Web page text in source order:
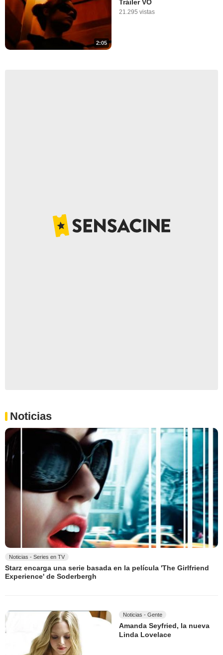
2:05
Tráiler VO
21.295 vistas
Noticias
Noticias - Series en TV
Starz encarga una serie basada en la película 'The Girlfriend
Experience' de Soderbergh
Noticias - Gente
Amanda Seyfried, la nueva
Linda Lovelace